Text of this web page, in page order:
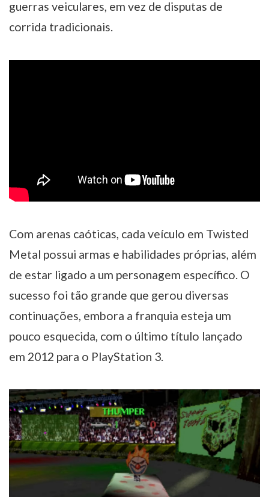
guerras veiculares, em vez de disputas de
corrida tradicionais.
Com arenas caóticas, cada veículo em Twisted
Metal possui armas e habilidades próprias, além
de estar ligado a um personagem específico. O
sucesso foi tão grande que gerou diversas
continuações, embora a franquia esteja um
pouco esquecida, com o último título lançado
em 2012 para o PlayStation 3.